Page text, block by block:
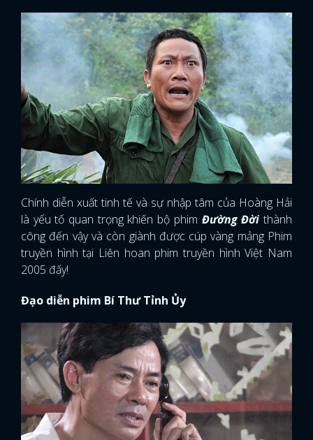
Chính diễn xuất tinh tế và sự nhập tâm của Hoàng Hải
là yếu tố quan trọng khiến bộ phim Đường Đời thành
công đến vậy và còn giành được cúp vàng mảng Phim
truyền hình tại Liên hoan phim truyền hình Việt Nam
2005 đấy!
Đạo diễn phim Bí Thư Tỉnh Ủy